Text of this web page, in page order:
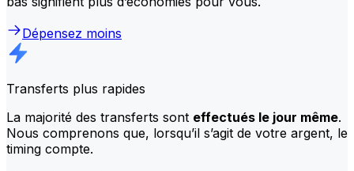
Dépensez moins
Transferts plus rapides
La majorité des transferts sont effectués le jour même.
Nous comprenons que, lorsqu’il s’agit de votre argent, le
timing compte.